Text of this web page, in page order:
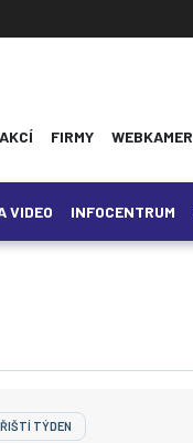
(CURRENT)
FIRMY
VIDEO INFOCENTRUM
TÝDEN